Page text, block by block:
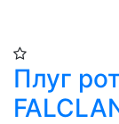
Плуг